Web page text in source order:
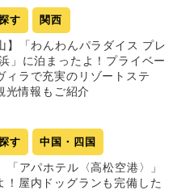
す 関西
】「わんわんパラダイス プレ
」に泊まったよ！プライベー
ィラで充実のリゾートステ
光情報もご紹介
す 中国・四国
「アパホテル〈高松空港〉」
！屋内ドッグランも完備した